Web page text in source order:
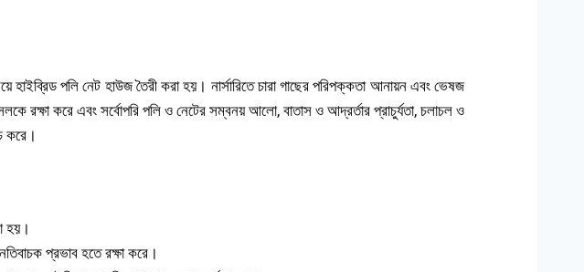
পলি নেট হাউজ তৈরী করা হয়। নার্সারিতে চারা গাছের পরিপক্কতা আনায়ন এবং ভেষজ
রক্ষা করে এবং সর্বোপরি পলি ও নেটের সম্বনয় আলো, বাতাস ও আদ্রর্তার প্রাচুর্যতা, চলাচল ও
করে।
হয়।
প্রভাব হতে রক্ষা করে।